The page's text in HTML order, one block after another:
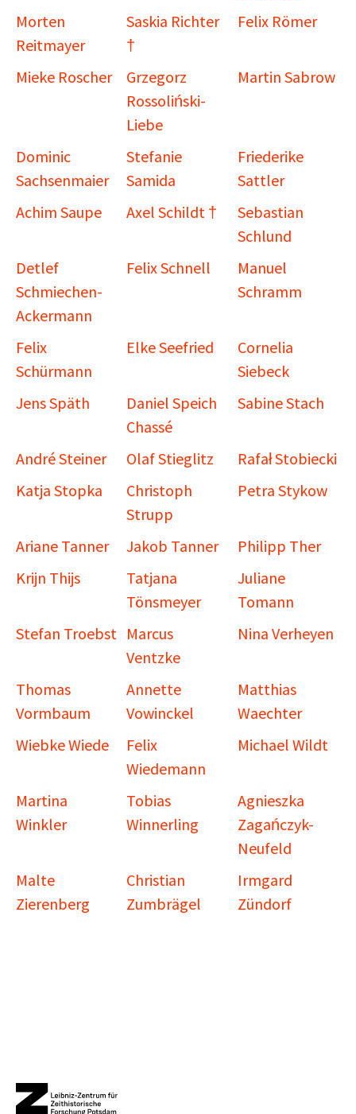
Morten
Reitmayer
Saskia Richter
†
Felix Römer
Mieke Roscher
Grzegorz
Rossoliński-
Liebe
Martin Sabrow
Dominic
Sachsenmaier
Stefanie
Samida
Friederike
Sattler
Achim Saupe
Axel Schildt †
Sebastian
Schlund
Detlef
Schmiechen-
Ackermann
Felix Schnell
Manuel
Schramm
Felix
Schürmann
Elke Seefried
Cornelia
Siebeck
Jens Späth
Daniel Speich
Chassé
Sabine Stach
André Steiner Olaf Stieglitz
Rafał Stobiecki
Katja Stopka
Christoph
Strupp
Petra Stykow
Ariane Tanner Jakob Tanner
Philipp Ther
Krijn Thijs
Tatjana
Tönsmeyer
Juliane
Tomann
Stefan Troebst Marcus
Ventzke
Nina Verheyen
Thomas
Vormbaum
Annette
Vowinckel
Matthias
Waechter
Wiebke Wiede
Felix
Wiedemann
Michael Wildt
Martina
Winkler
Tobias
Winnerling
Agnieszka
Zagańczyk-
Neufeld
Malte
Zierenberg
Christian
Zumbrägel
Irmgard
Zündorf